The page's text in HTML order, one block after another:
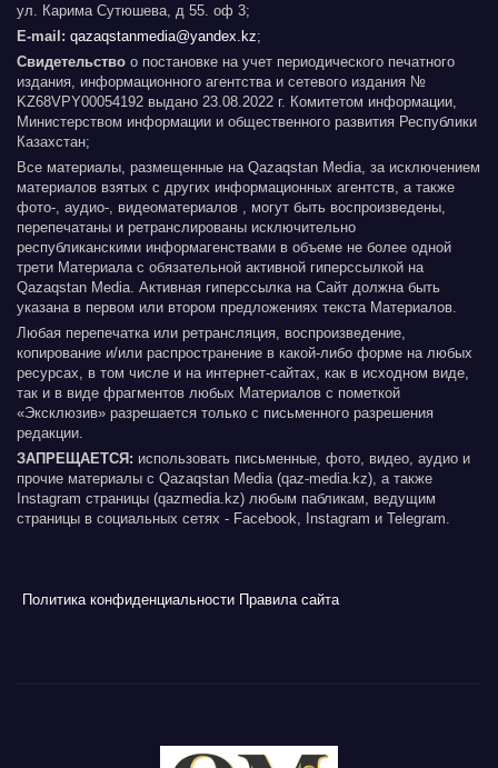
ул. Карима Сутюшева, д 55. оф 3;
E-mail: qazaqstanmedia@yandex.kz;
Свидетельство о постановке на учет периодического печатного
издания, информационного агентства и сетевого издания №
KZ68VPY00054192 выдано 23.08.2022 г. Комитетом информации,
Министерством информации и общественного развития Республики
Казахстан;
Все материалы, размещенные на Qazaqstan Media, за исключением
материалов взятых с других информационных агентств, а также
фото-, аудио-, видеоматериалов , могут быть воспроизведены,
перепечатаны и ретранслированы исключительно
республиканскими информагенствами в объеме не более одной
трети Материала с обязательной активной гиперссылкой на
Qazaqstan Media. Активная гиперссылка на Сайт должна быть
указана в первом или втором предложениях текста Материалов.
Любая перепечатка или ретрансляция, воспроизведение,
копирование и/или распространение в какой-либо форме на любых
ресурсах, в том числе и на интернет-сайтах, как в исходном виде,
так и в виде фрагментов любых Материалов с пометкой
«Эксклюзив» разрешается только с письменного разрешения
редакции.
ЗАПРЕЩАЕТСЯ: использовать письменные, фото, видео, аудио и
прочие материалы с Qazaqstan Media (qaz-media.kz), а также
Instagram страницы (qazmedia.kz) любым пабликам, ведущим
страницы в социальных сетях - Facebook, Instagram и Telegram.
Политика конфиденциальности Правила сайта